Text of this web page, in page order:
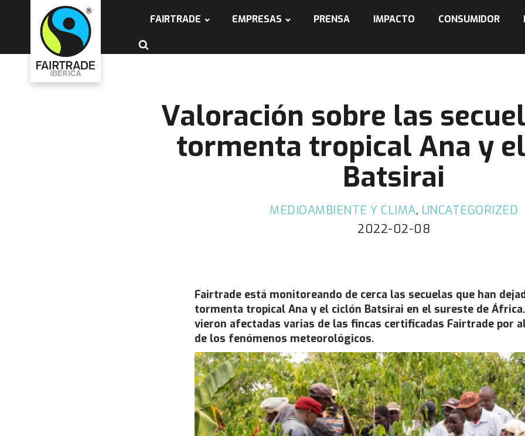
FAIRTRADE EMPRESAS PRENSA IMPACTO CONSUMIDOR
Valoración sobre las
tormenta tropical Ana y
Batsirai
MEDIOAMBIENTE Y CLIMA, UNCATEGORIZED
2022-02-08
Fairtrade está monitoreando de cerca las secuelas que han
tormenta tropical Ana y el ciclón Batsirai en el sureste de
vieron afectadas varias de las fincas certificadas Fairtrade por
de los fenómenos meteorológicos.